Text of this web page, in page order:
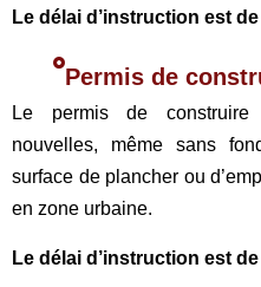
Le délai d’instruction est
Permis de
Le permis de construire
nouvelles, même sans
surface de plancher ou
en zone urbaine.
Le délai d’instruction est